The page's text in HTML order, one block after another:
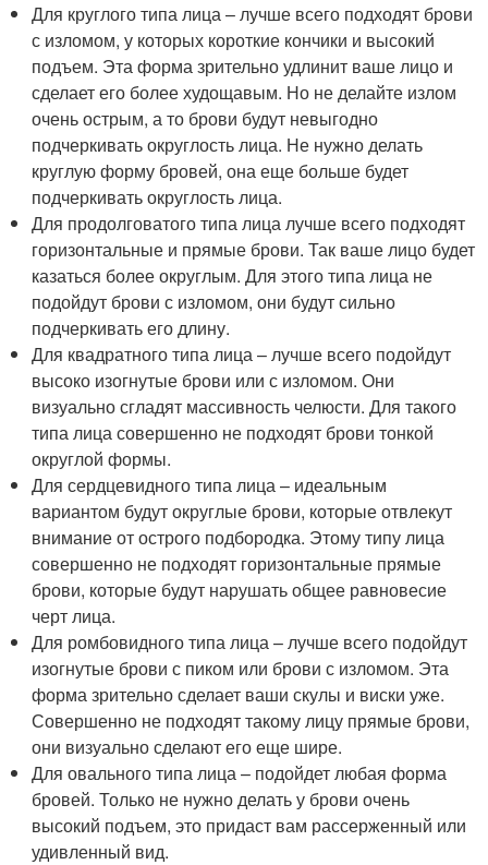
Для круглого типа лица – лучше всего подходят брови
с изломом, у которых короткие кончики и высокий
подъем. Эта форма зрительно удлинит ваше лицо и
сделает его более худощавым. Но не делайте излом
очень острым, а то брови будут невыгодно
подчеркивать округлость лица. Не нужно делать
круглую форму бровей, она еще больше будет
подчеркивать округлость лица.
Для продолговатого типа лица лучше всего подходят
горизонтальные и прямые брови. Так ваше лицо будет
казаться более округлым. Для этого типа лица не
подойдут брови с изломом, они будут сильно
подчеркивать его длину.
Для квадратного типа лица – лучше всего подойдут
высоко изогнутые брови или с изломом. Они
визуально сгладят массивность челюсти. Для такого
типа лица совершенно не подходят брови тонкой
округлой формы.
Для сердцевидного типа лица – идеальным
вариантом будут округлые брови, которые отвлекут
внимание от острого подбородка. Этому типу лица
совершенно не подходят горизонтальные прямые
брови, которые будут нарушать общее равновесие
черт лица.
Для ромбовидного типа лица – лучше всего подойдут
изогнутые брови с пиком или брови с изломом. Эта
форма зрительно сделает ваши скулы и виски уже.
Совершенно не подходят такому лицу прямые брови,
они визуально сделают его еще шире.
Для овального типа лица – подойдет любая форма
бровей. Только не нужно делать у брови очень
высокий подъем, это придаст вам рассерженный или
удивленный вид.